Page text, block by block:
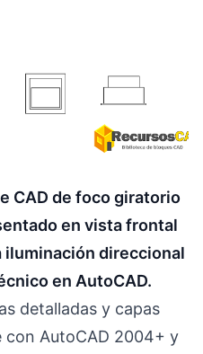
CAD de foco giratorio
en vista frontal
iluminación direccional
en AutoCAD.
detalladas y capas
con AutoCAD 2004+ y